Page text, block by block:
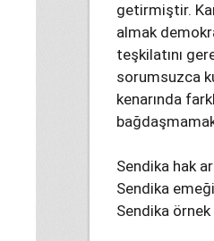
getirmiştir.
almak
teşkilatını
sorumsuzca
kenarında
Sendika hak
Sendika
Sendika